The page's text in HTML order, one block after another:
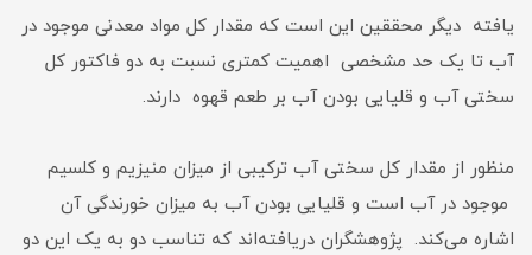
یافته دیگر محققین این است که مقدار کل مواد معدنی موجود در
آب تا یک حد مشخصی اهمیت کمتری نسبت به دو فاکتور کل
سختی آب و قلیایی بودن آب بر طعم قهوه دارند.
منظور از مقدار کل سختی آب ترکیبی از میزان منیزیم و کلسیم
موجود در آب است و قلیایی بودن آب به میزان خورندگی آن
اشاره می‌کند. پژوهشگران دریافته‌اند که تناسب دو به یک این دو